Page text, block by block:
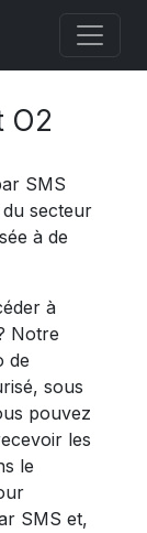
O2
SMS
secteur
à de
à
Notre
de
sous
pouvez
les
le
SMS et,